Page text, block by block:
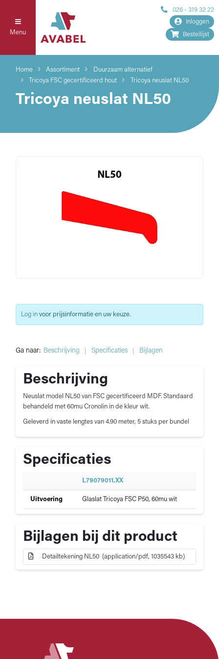
Menu
026 - 319 32 22
Inloggen
Bestellijst
Home Assortiment
Duurzaam alternatief
Tricoya FSC gecertificeerd hout
Tricoya neuslat NL50
Tricoya neuslat NL50
Ga naar: Beschrijving Specificaties Bijlagen
Beschrijving
Neuslat model NL50 van FSC gecertificeerd MDF. Standaard
behandeld met 60mu Cronolin in de kleur wit.
Geleverd in vaste lengtes van 4.90 meter, 5 stuks per bundel
Specificaties
Tricoya
NL50
p
e
c
f
i
c
L79079011.XX
Uitvoering Glaslat Tricoya FSC P50, 60mu wit
Bijlagen bij dit product
Detailtekening NL50 (application/pdf, 1035543 kb)
Log in voor prijsinformatie en uw keuze.